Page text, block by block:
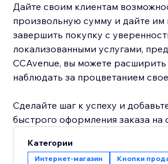
Дайте своим клиентам
произвольную сумму и дайте им
завершить покупку с
локализованными услугами,
CCAvenue, вы можете расширить
наблюдать за процветанием
Сделайте шаг к успеху и
быстрого оформления заказа на
Категории
Интернет-магазин Кнопки